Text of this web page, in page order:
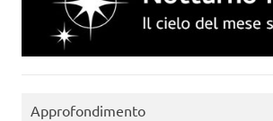
Approfondimento